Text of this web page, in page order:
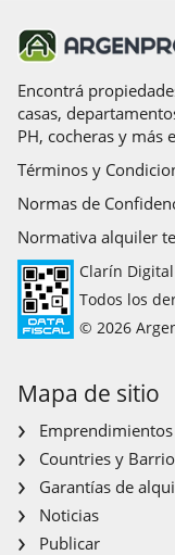
Encontrá
casas,
PH, cocheras y más
Términos y
Normas de
Normativa alquiler
Clarín
Todos los
© 2026
Mapa de sitio
Emprendimientos
Countries y
Garantías de
Noticias
Publicar